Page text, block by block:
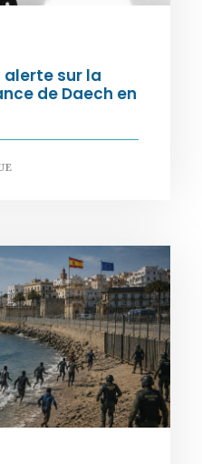
alerte sur la
de Daech en